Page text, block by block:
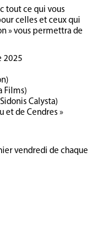
tout ce qui vous
celles et ceux qui
» vous permettra de
2025
Films)
Calysta)
et de Cendres »
vendredi de chaque